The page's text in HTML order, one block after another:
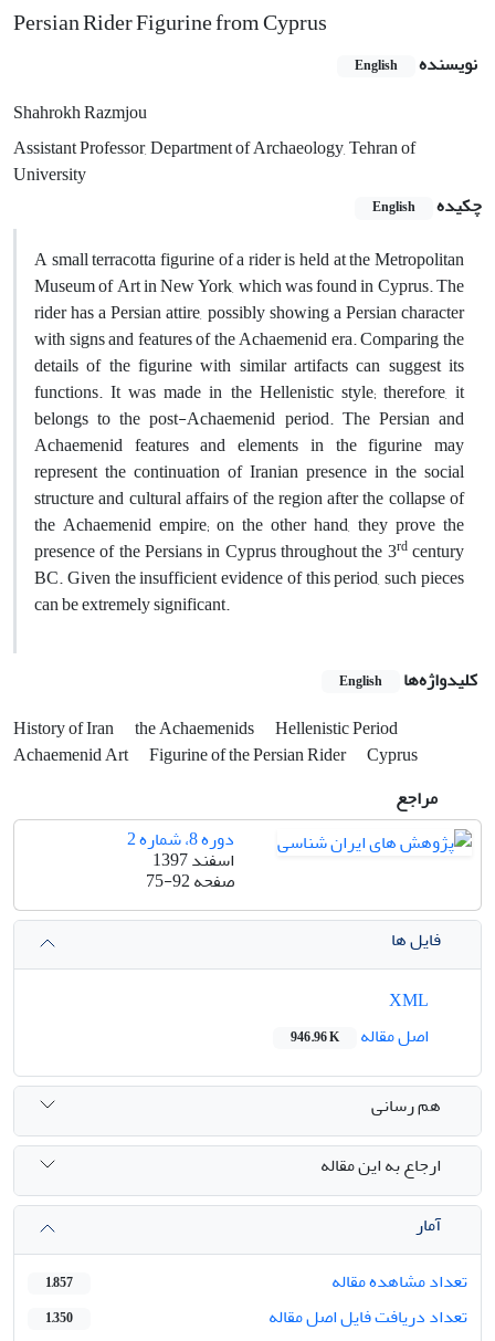
Persian Rider Figurine from Cyprus
نویسنده English
Shahrokh Razmjou
Assistant Professor, Department of Archaeology, Tehran of
University
چکیده
English
A small terracotta figurine of a rider is held at the Metropolitan
Museum of Art in New York, which was found in Cyprus. The
rider has a Persian attire, possibly showing a Persian character
with signs and features of the Achaemenid era. Comparing the
details of the figurine with similar artifacts can suggest its
functions. It was made in the Hellenistic style; therefore, it
belongs to the post-Achaemenid period. The Persian and
Achaemenid features and elements in the figurine may
represent the continuation of Iranian presence in the social
structure and cultural affairs of the region after the collapse of
the Achaemenid empire; on the other hand, they prove the
presence of the Persians in Cyprus throughout the 3rdcentury
BC. Given the insufficient evidence of this period, such pieces
can be extremely significant.
کلیدواژه‌ها English
History of Iran the Achaemenids
Hellenistic Period
Achaemenid Art Figurine of the Persian Rider Cyprus
مراجع
دوره 8، شماره 2
اسفند 1397
صفحه75-92
فایل ها
اصل مقاله
946.96 K
هم رسانی
ارجاع به این مقاله
آمار
تعداد مشاهده مقاله
1,857
تعداد دریافت فایل اصل مقاله 1,350